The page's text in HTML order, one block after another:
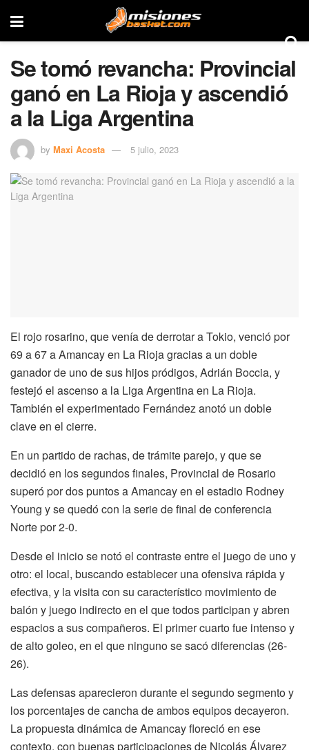
Se tomó revancha: Provincial
ganó en La Rioja y ascendió
a la Liga Argentina
by Maxi Acosta 5 julio, 2023
El rojo rosarino, que venía de derrotar a Tokio, venció por
69 a 67 a Amancay en La Rioja gracias a un doble
ganador de uno de sus hijos pródigos, Adrián Boccia, y
festejó el ascenso a la Liga Argentina en La Rioja.
También el experimentado Fernández anotó un doble
clave en el cierre.
En un partido de rachas, de trámite parejo, y que se
decidió en los segundos finales, Provincial de Rosario
superó por dos puntos a Amancay en el estadio Rodney
Young y se quedó con la serie de final de conferencia
Norte por 2-0.
Desde el inicio se notó el contraste entre el juego de uno y
otro: el local, buscando establecer una ofensiva rápida y
efectiva, y la visita con su característico movimiento de
balón y juego indirecto en el que todos participan y abren
espacios a sus compañeros. El primer cuarto fue intenso y
de alto goleo, en el que ninguno se sacó diferencias (26-
26).
Las defensas aparecieron durante el segundo segmento y
los porcentajes de cancha de ambos equipos decayeron.
La propuesta dinámica de Amancay floreció en ese
contexto, con buenas participaciones de Nicolás Álvarez